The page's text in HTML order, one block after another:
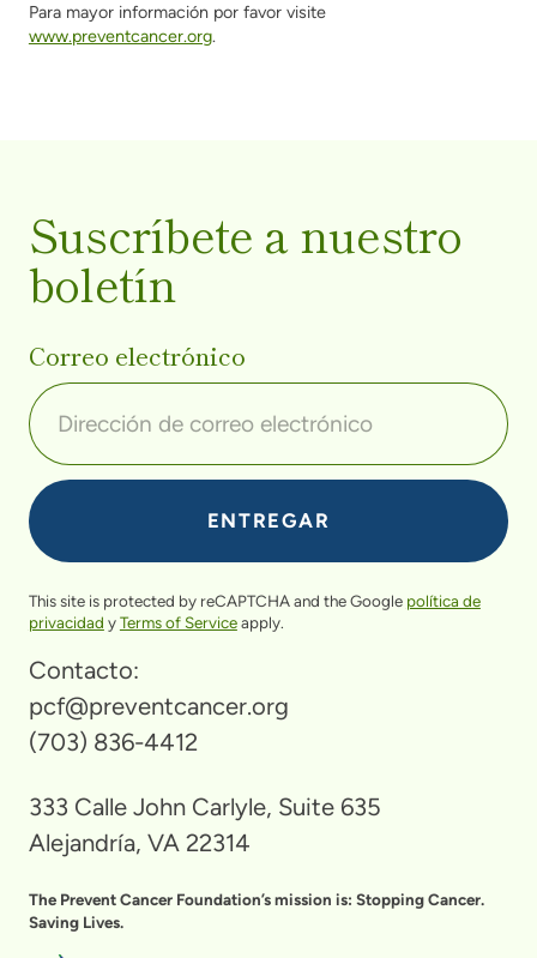
Para mayor información por favor visite
www.preventcancer.org.
Suscríbete a nuestro
boletín
Correo electrónico
This site is protected by reCAPTCHA and the Google política de
privacidad yTerms of Serviceapply.
Contacto:
pcf@preventcancer.org
(703) 836-4412
333 Calle John Carlyle, Suite 635
Alejandría, VA 22314
The Prevent Cancer Foundation’s mission is: Stopping Cancer.
Saving Lives.